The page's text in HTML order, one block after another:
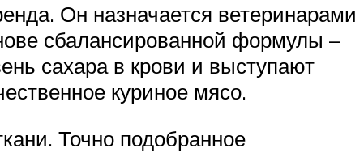
Он назначается ветеринарами
сбалансированной формулы –
сахара в крови и выступают
куриное мясо.
Точно подобранное